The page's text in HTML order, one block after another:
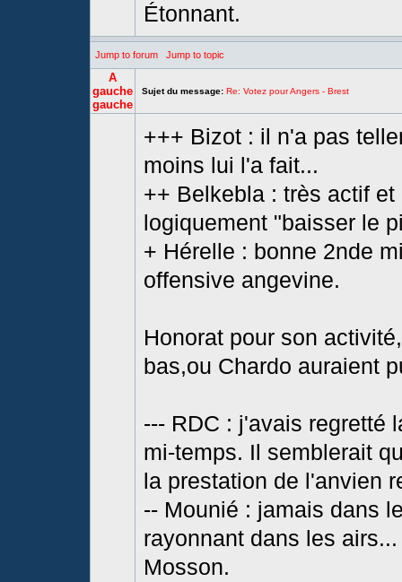
Étonnant.
Jump to forum Jump to topic
A
gauche
gauche
Sujet du message: Re: Votez pour Angers - Brest
+++ Bizot : il n'a pas
moins lui l'a fait...
++ Belkebla : très actif
logiquement "baisser le
+ Hérelle : bonne 2nde
offensive angevine.
Honorat pour son
bas,ou Chardo auraient
--- RDC : j'avais regretté
mi-temps. Il semblerait
la prestation de l'anvien
-- Mounié : jamais dans
rayonnant dans les
Mosson.